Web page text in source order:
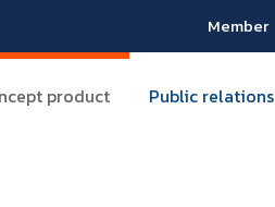
Member
product Public relations